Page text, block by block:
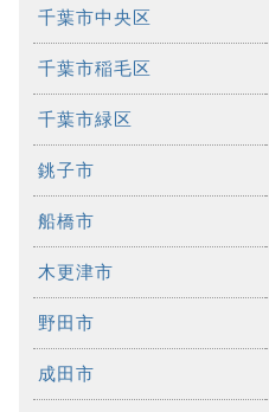
千葉市中央区
千葉市稲毛区
千葉市緑区
銚子市
船橋市
木更津市
野田市
成田市